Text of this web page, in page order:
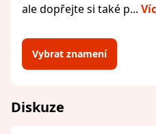
ale dopřejte si také p...
Vybrat znamení
Diskuze